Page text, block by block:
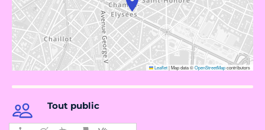
Leaflet|Map data ©OpenStreetMapcontributors
Tout public